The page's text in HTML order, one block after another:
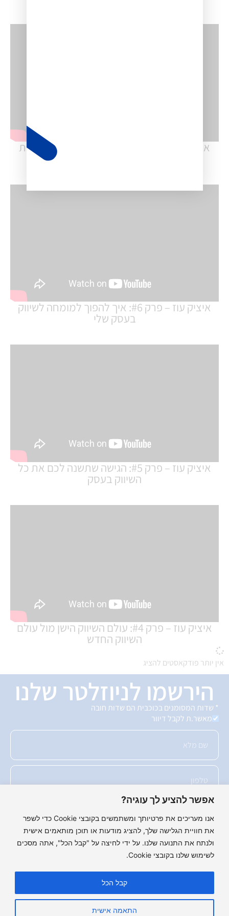
אפשר להציע לך עוגיה?
אנו מעריכים את פרטיותך ומשתמשים בקובצי Cookie כדי לשפר
את חוויית הגלישה שלך, להציג מודעות או תוכן מותאמים אישית
ולנתח את התנועה שלנו. על ידי לחיצה על "קבל הכל", אתה מסכים
לשימוש שלנו בקובצי Cookie.
התאמה אישית
קבל הכל
איציק עוז – פרק #7: 15 דקות על שיווק, מכירות
איציק עוז – פרק #6: איך להפוך למומחה לשיווק
בעסק שלי
איציק עוז – פרק #5: הגישה שתשנה לכם את כל
השיווק בעסק
איציק עוז – פרק #4: עולם השיווק הישן מול עולם
השיווק החדש
אין יותר פודקאסטים להציג
הירשמו לניוזלטר שלנו
* שדות המסומנים בכוכבית הם שדות חובה
מאשר.ת לקבל דיוור
שלחו לנו!